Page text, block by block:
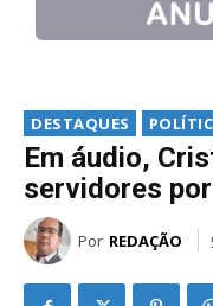
DESTAQUES
Em áudio,
servidores
Por REDAÇÃO